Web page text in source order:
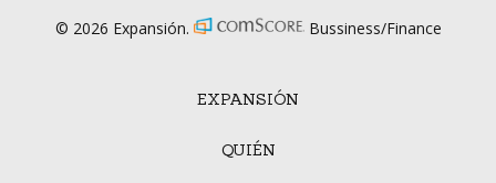
EXPANSIÓN
QUIÉN
© 2026 Expansión. Bussiness/Finance